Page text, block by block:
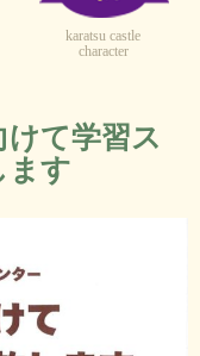
karatsu castle
character
て学習ス
ます